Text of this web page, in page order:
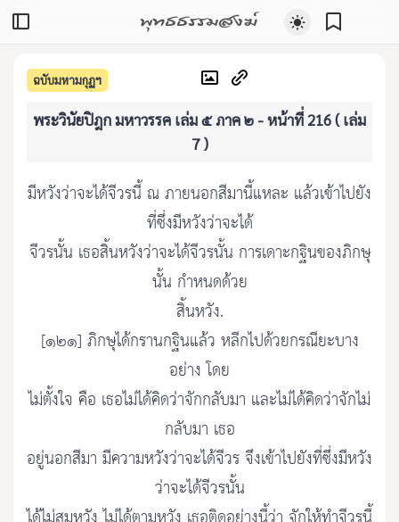
พุทธธรรมสงฆ์
ฉบับมหามกุฏฯ
พระวินัยปิฎก มหาวรรค เล่ม ๕ ภาค ๒ - หน้าที่ 216 ( เล่ม
7 )
มีหวังว่าจะได้จีวรนี้ ณ ภายนอกสีมานี้แหละ แล้วเข้าไปยัง
ที่ซึ่งมีหวังว่าจะได้
จีวรนั้น เธอสิ้นหวังว่าจะได้จีวรนั้น การเดาะกฐินของภิกษุ
นั้น กำหนดด้วย
สิ้นหวัง.
[๑๒๑] ภิกษุได้กรานกฐินแล้ว หลีกไปด้วยกรณียะบาง
อย่าง โดย
ไม่ตั้งใจ คือ เธอไม่ได้คิดว่าจักกลับมา และไม่ได้คิดว่าจักไม่
กลับมา เธอ
อยู่นอกสีมา มีความหวังว่าจะได้จีวร จึงเข้าไปยังที่ซึ่งมีหวัง
ว่าจะได้จีวรนั้น